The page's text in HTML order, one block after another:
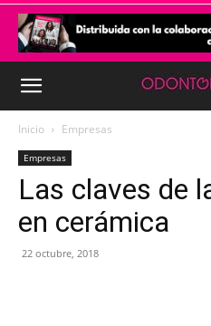
Inicio Empresas
Empresas
Las claves de
en cerámica
22 octubre, 2018